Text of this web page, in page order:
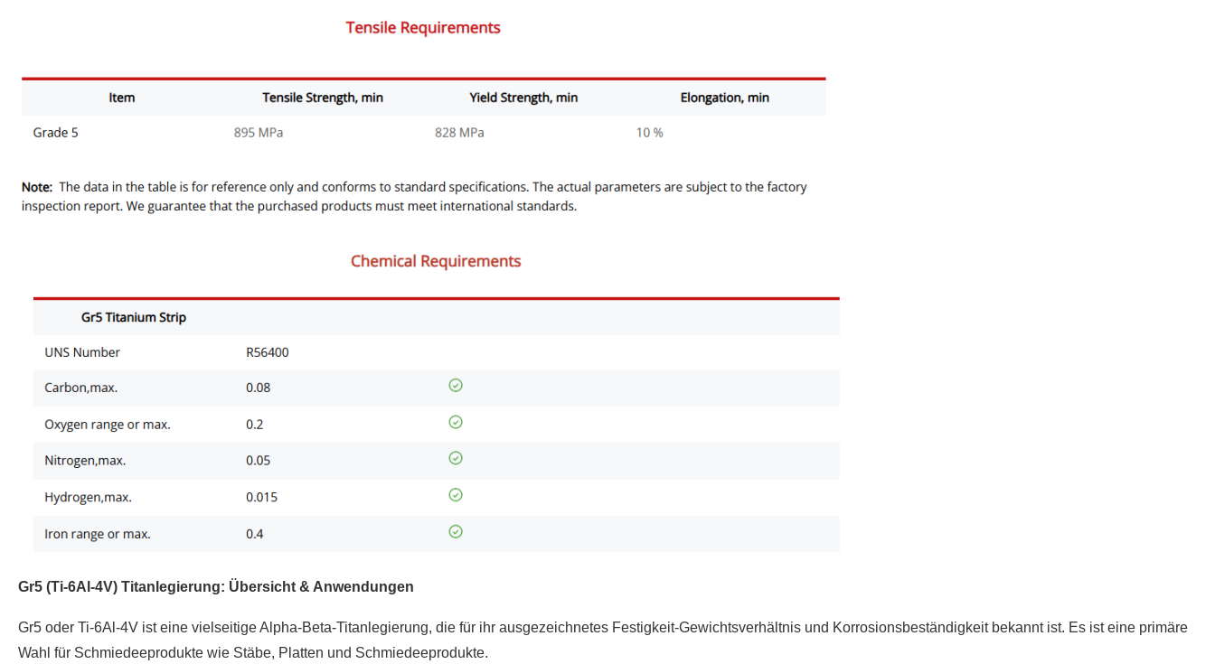
Gr5 (Ti-6Al-4V) Titanlegierung: Übersicht & Anwendungen
Gr5 oder Ti-6Al-4V ist eine vielseitige Alpha-Beta-Titanlegierung, die für ihr ausgezeichnetes Festigkeit-Gewichtsverhältnis und Korrosionsbeständigkeit bekannt ist. Es ist eine primäre
Wahl für Schmiedeeprodukte wie Stäbe, Platten und Schmiedeeprodukte.